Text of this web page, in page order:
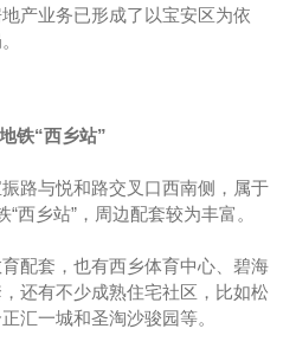
产业务已形成了以宝安区为依
铁“西乡站”
路与悦和路交叉口西南侧，属于
西乡站”，周边配套较为丰富。
配套，也有西乡体育中心、碧海
还有不少成熟住宅社区，比如松
汇一城和圣淘沙骏园等。